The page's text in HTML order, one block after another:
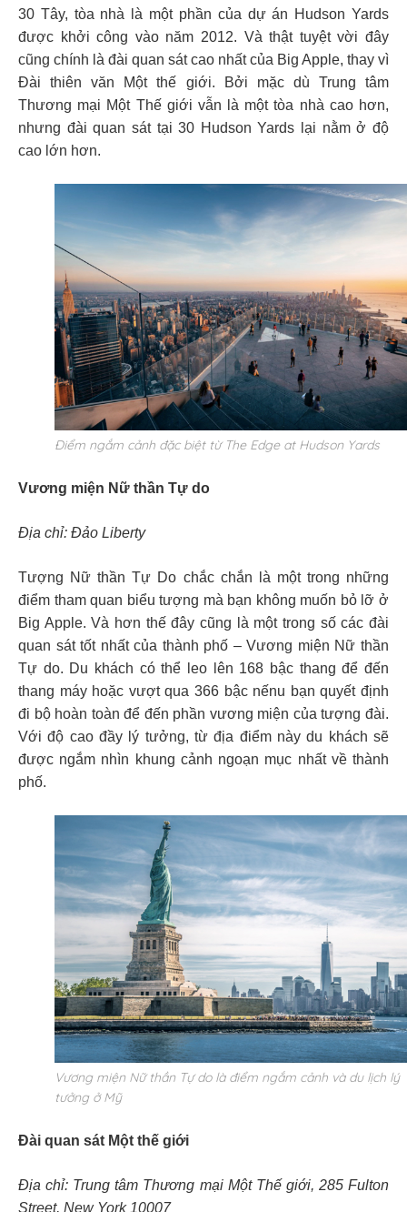
30 Tây, tòa nhà là một phần của dự án Hudson Yards
được khởi công vào năm 2012. Và thật tuyệt vời đây
cũng chính là đài quan sát cao nhất của Big Apple, thay vì
Đài thiên văn Một thế giới. Bởi mặc dù Trung tâm
Thương mại Một Thế giới vẫn là một tòa nhà cao hơn,
nhưng đài quan sát tại 30 Hudson Yards lại nằm ở độ
cao lớn hơn.
Điểm ngắm cảnh đặc biệt từ The Edge at Hudson Yards
Vương miện Nữ thần Tự do
Địa chỉ: Đảo Liberty
Tượng Nữ thần Tự Do chắc chắn là một trong những
điểm tham quan biểu tượng mà bạn không muốn bỏ lỡ ở
Big Apple. Và hơn thế đây cũng là một trong số các đài
quan sát tốt nhất của thành phố – Vương miện Nữ thần
Tự do. Du khách có thể leo lên 168 bậc thang để đến
thang máy hoặc vượt qua 366 bậc nếnu bạn quyết định
đi bộ hoàn toàn để đến phần vương miện của tượng đài.
Với độ cao đầy lý tưởng, từ địa điểm này du khách sẽ
được ngắm nhìn khung cảnh ngoạn mục nhất về thành
phố.
Vương miện Nữ thần Tự do là điểm ngắm cảnh và du lịch lý
tưởng ở Mỹ
Đài quan sát Một thế giới
Địa chỉ: Trung tâm Thương mại Một Thế giới, 285 Fulton
Street, New York 10007